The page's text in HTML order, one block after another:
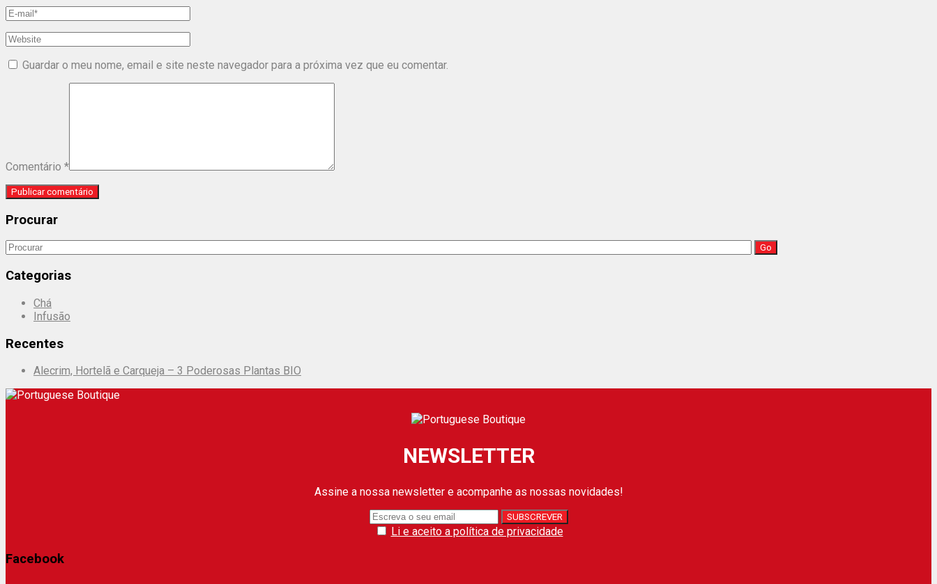
Guardar o meu nome, email e site neste navegador para a próxima vez que eu comentar.
Comentário *
Procurar
Search
Categorias
Chá
Infusão
Recentes
Alecrim, Hortelã e Carqueja – 3 Poderosas Plantas BIO
NEWSLETTER
Assine a nossa newsletter e acompanhe as nossas novidades!
Li e aceito a política de privacidade
Facebook